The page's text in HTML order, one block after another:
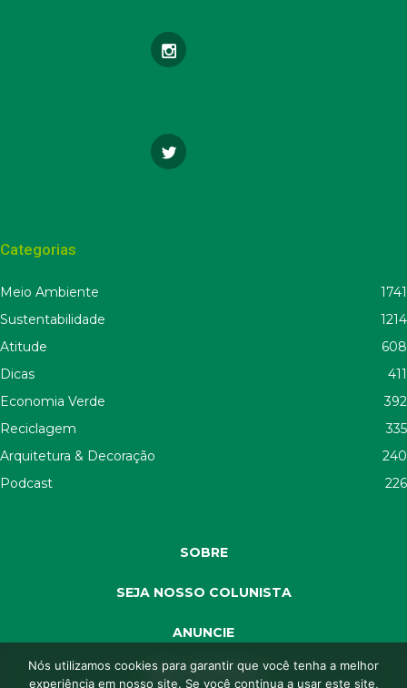
Categorias
Meio Ambiente
1741
Sustentabilidade
1214
Atitude
608
Dicas
411
Economia Verde
392
Reciclagem
335
Arquitetura & Decoração
240
Podcast
226
SOBRE
SEJA NOSSO COLUNISTA
ANUNCIE
SEJA APOIADOR
Nós utilizamos cookies para garantir que você tenha a melhor
experiência em nosso site. Se você continua a usar este site,